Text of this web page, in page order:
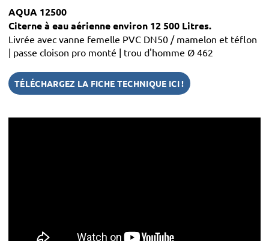
AQUA 12500
Citerne à eau aérienne environ 12 500 Litres.
Livrée avec vanne femelle PVC DN50 / mamelon et téflon
| passe cloison pro monté | trou d'homme Ø 462
TÉLÉCHARGEZ LA FICHE TECHNIQUE ICI !